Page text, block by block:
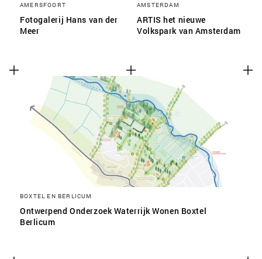
AMERSFOORT
Fotogalerij Hans van der
Meer
AMSTERDAM
ARTIS het nieuwe
Volkspark van Amsterdam
BOXTEL EN BERLICUM
Ontwerpend Onderzoek Waterrijk Wonen Boxtel
Berlicum